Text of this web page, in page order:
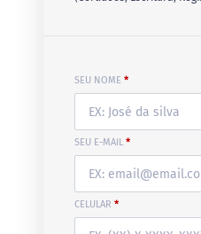
SEU NOME *
SEU E-MAIL *
CELULAR *